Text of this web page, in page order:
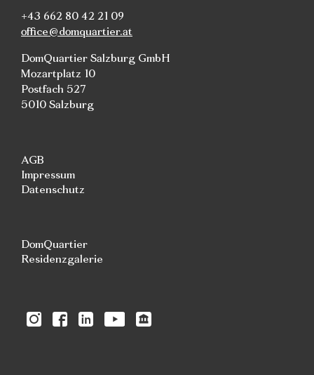
+43 662 80 42 21 09
office@domquartier.at
DomQuartier Salzburg GmbH
Mozartplatz 10
Postfach 527
5010 Salzburg
AGB
Impressum
Datenschutz
DomQuartier
Residenzgalerie